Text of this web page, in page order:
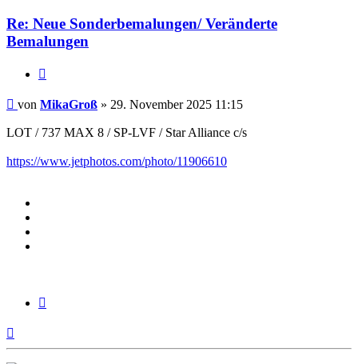
Re: Neue Sonderbemalungen/ Veränderte
Bemalungen
Beitrag
von MikaGroß » 29. November 2025 11:15
LOT / 737 MAX 8 / SP-LVF / Star Alliance c/s
https://www.jetphotos.com/photo/11906610